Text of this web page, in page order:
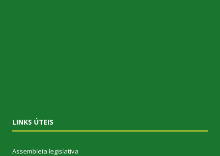
LINKS ÚTEIS
Assembleia legislativa